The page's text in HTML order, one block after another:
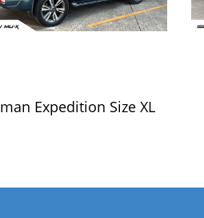
Expedition Size XL